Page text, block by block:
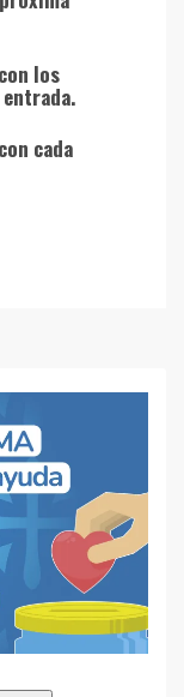
los
cada